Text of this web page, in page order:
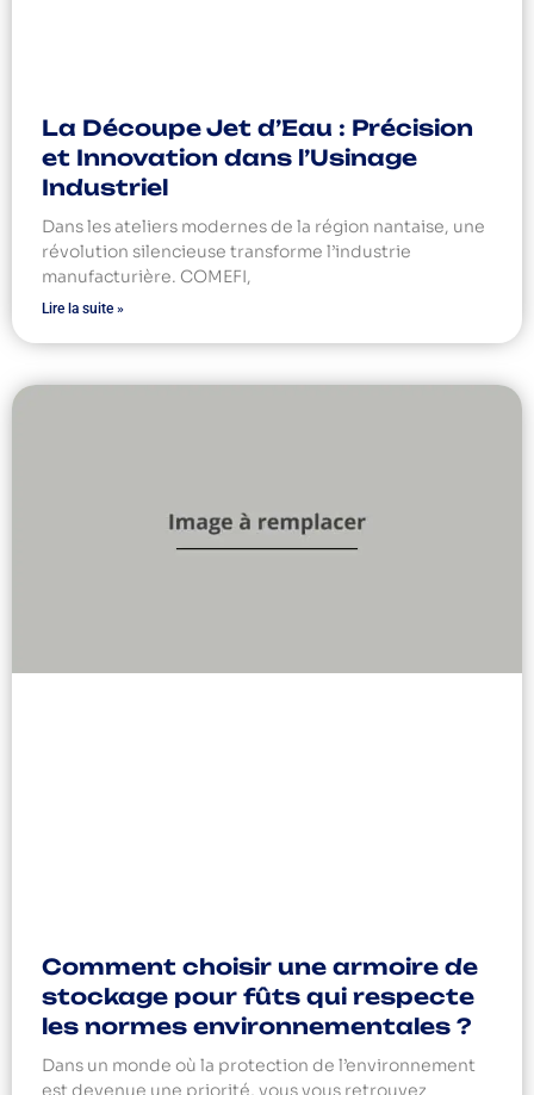
La Découpe Jet d’Eau : Précision
et Innovation dans l’Usinage
Industriel
Dans les ateliers modernes de la région nantaise, une
révolution silencieuse transforme l’industrie
manufacturière. COMEFI,
Lire la suite »
Comment choisir une armoire de
stockage pour fûts qui respecte
les normes environnementales ?
Dans un monde où la protection de l’environnement
est devenue une priorité, vous vous retrouvez